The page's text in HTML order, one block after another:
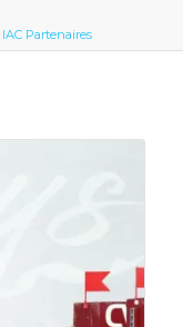
IAC Partenaires